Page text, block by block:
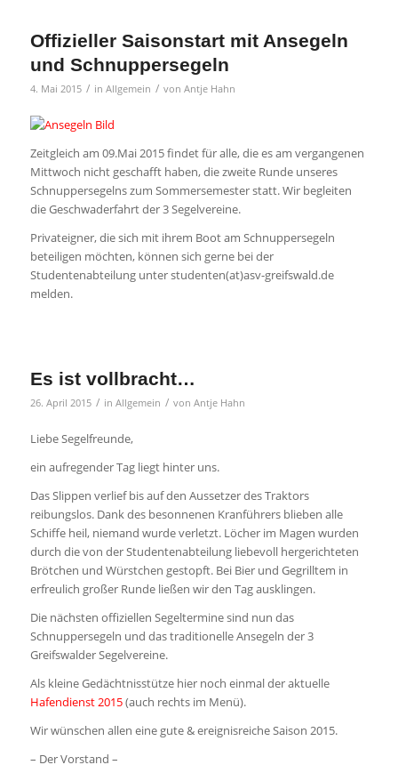
Offizieller Saisonstart mit Ansegeln
und Schnuppersegeln
4. Mai 2015 / in Allgemein / von Antje Hahn
Zeitgleich am 09.Mai 2015 findet für alle, die es am vergangenen
Mittwoch nicht geschafft haben, die zweite Runde unseres
Schnuppersegelns zum Sommersemester statt. Wir begleiten
die Geschwaderfahrt der 3 Segelvereine.
Privateigner, die sich mit ihrem Boot am Schnuppersegeln
beteiligen möchten, können sich gerne bei der
Studentenabteilung unter studenten(at)asv-greifswald.de
melden.
Es ist vollbracht…
26. April 2015 / in Allgemein / von Antje Hahn
Liebe Segelfreunde,
ein aufregender Tag liegt hinter uns.
Das Slippen verlief bis auf den Aussetzer des Traktors
reibungslos. Dank des besonnenen Kranführers blieben alle
Schiffe heil, niemand wurde verletzt. Löcher im Magen wurden
durch die von der Studentenabteilung liebevoll hergerichteten
Brötchen und Würstchen gestopft. Bei Bier und Gegrilltem in
erfreulich großer Runde ließen wir den Tag ausklingen.
Die nächsten offiziellen Segeltermine sind nun das
Schnuppersegeln und das traditionelle Ansegeln der 3
Greifswalder Segelvereine.
Als kleine Gedächtnisstütze hier noch einmal der aktuelle
Hafendienst 2015(auch rechts im Menü).
Wir wünschen allen eine gute & ereignisreiche Saison 2015.
– Der Vorstand –